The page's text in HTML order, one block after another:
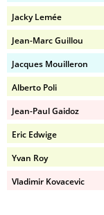
Jacky Lemée
Jean-Marc Guillou
Jacques Mouilleron
Alberto Poli
Jean-Paul Gaidoz
Eric Edwige
Yvan Roy
Vladimir Kovacevic